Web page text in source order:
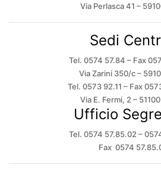
Via Perlasca 41 –
Sedi
Tel. 0574 57.84 – Fax
Via Zarini 350/c –
Tel. 0573 92.11 – Fax
Via E. Fermi, 2 –
Ufficio
Tel. 0574 57.85.02 –
Fax 0574